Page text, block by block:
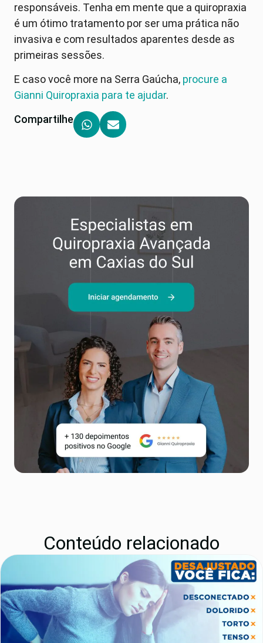
responsáveis. Tenha em mente que a quiropraxia
é um ótimo tratamento por ser uma prática não
invasiva e com resultados aparentes desde as
primeiras sessões.
E caso você more na Serra Gaúcha, procure a
Gianni Quiropraxia para te ajudar.
Compartilhe
Conteúdo relacionado